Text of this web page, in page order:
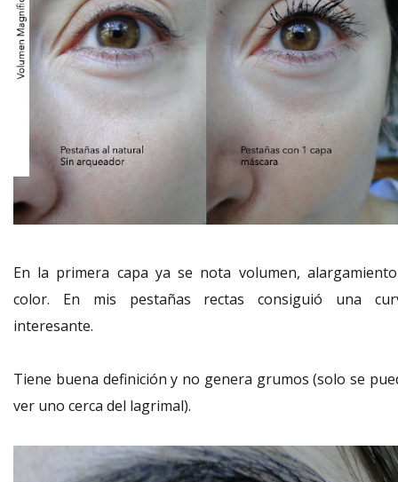
En la primera capa ya se nota volumen,
color. En mis pestañas rectas consiguió una
interesante.
Tiene buena definición y no genera grumos (solo se
ver uno cerca del lagrimal).